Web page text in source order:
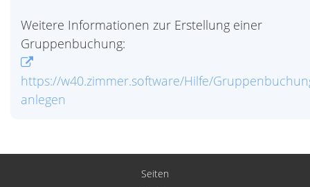
Weitere Informationen zur Erstellung einer
Gruppenbuchung:
https://w40.zimmer.software/Hilfe/
anlegen
Seiten